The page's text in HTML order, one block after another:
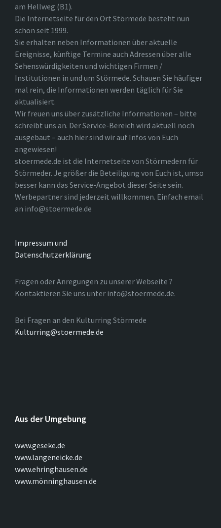
am Hellweg (B1).
Die Internetseite für den Ort Störmede besteht nun
schon seit 1999.
Sie erhalten neben Informationen über aktuelle
Ereignisse, künftige Termine auch Adressen über alle
Sehenswürdigkeiten und wichtigen Firmen /
Institutionen in und um Störmede. Schauen Sie häufiger
mal rein, die Informationen werden täglich für Sie
aktualisiert.
Wir freuen uns über zusätzliche Informationen – bitte
schreibt uns an. Der Service-Bereich wird aktuell noch
ausgebaut – auch hier sind wir auf Infos von Euch
angewiesen!
stoermede.de ist die Internetseite von Störmedern für
Störmeder. Je größer die Beteiligung von Euch ist, umso
besser kann das Service-Angebot dieser Seite sein.
Werbepartner sind jederzeit willkommen. Einfach email
an info@stoermede.de
Impressum und
Datenschutzerklärung
Fragen oder Anregungen zu unserer Webseite ?
Kontaktieren Sie uns unter info@stoermede.de.
Bei Fragen an den Kulturring Störmede
Kulturring@stoermede.de
Aus der Umgebung
www.geseke.de
www.langeneicke.de
www.ehringhausen.de
www.mönninghausen.de